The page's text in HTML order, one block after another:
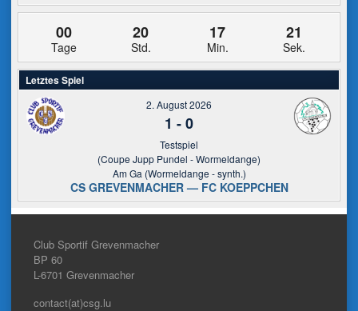
00
Tage
20
Std.
17
Min.
21
Sek.
Letztes Spiel
2. August 2026
1 -0
Testspiel
(Coupe Jupp Pundel - Wormeldange)
Am Ga (Wormeldange - synth.)
CS GREVENMACHER — FC KOEPPCHEN
Club Sportif Grevenmacher
BP 60
L-6701 Grevenmacher
contact(at)csg.lu